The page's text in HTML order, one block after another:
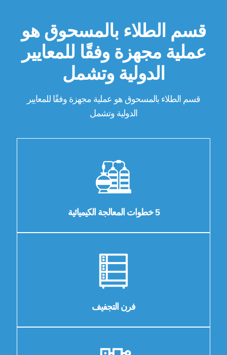
قسم الطلاء بالمسحوق هو
عملية مجهزة وفقًا للمعايير
الدولية وتشمل
قسم الطلاء بالمسحوق هو عملية مجهزة وفقًا للمعايير
الدولية وتشمل
5 خطوات المعالجة الكيميائية
فرن التجفيف